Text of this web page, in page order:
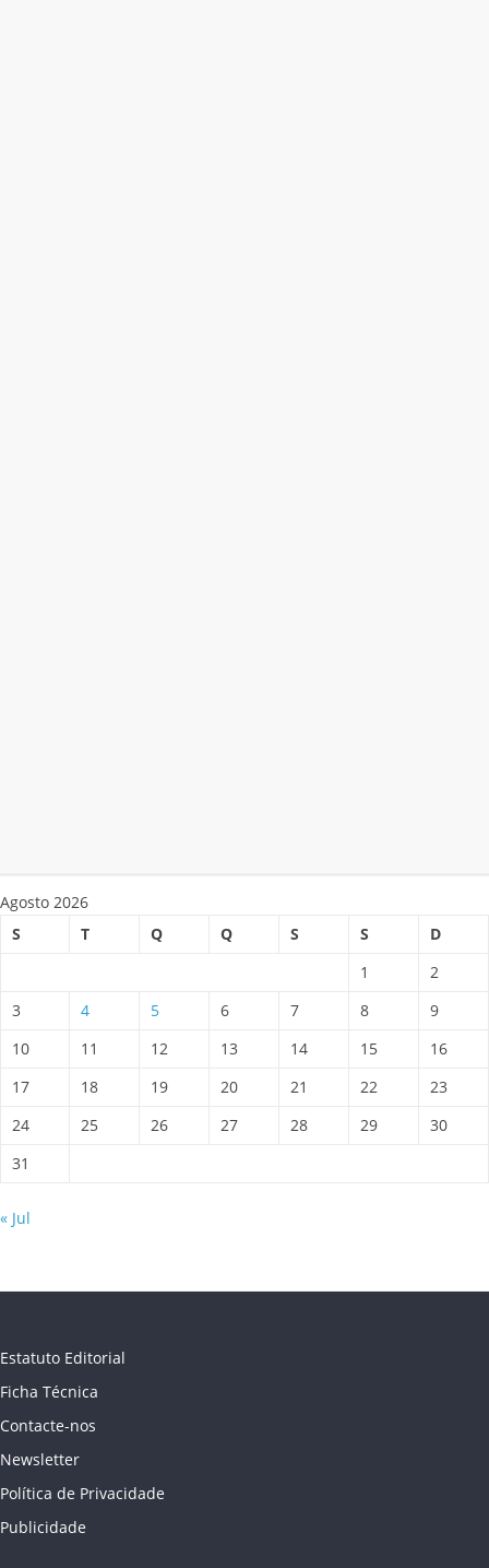
Agosto 2026
S
T Q Q S S
D
1
2
3
4 5 6 7 8
9
10
11 12 13 14 15
16
17
18 19 20 21 22
23
24
25 26 27 28 29
30
31
« Jul
Estatuto Editorial
Ficha Técnica
Contacte-nos
Newsletter
Política de Privacidade
Publicidade